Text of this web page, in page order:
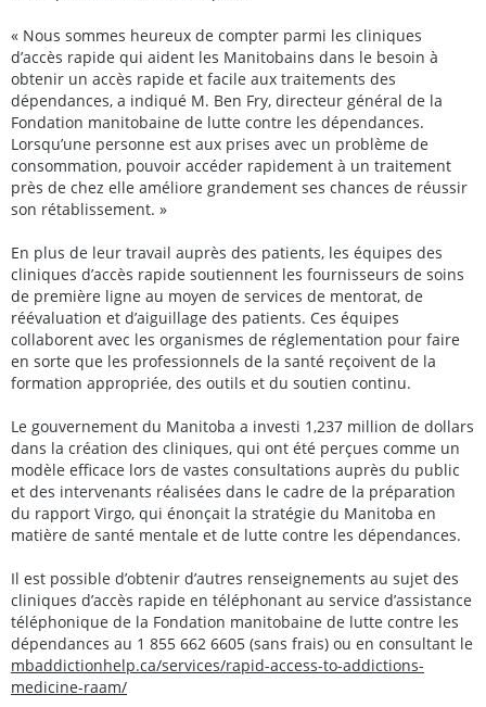
« Nous sommes heureux de compter parmi les cliniques
d’accès rapide qui aident les Manitobains dans le besoin à
obtenir un accès rapide et facile aux traitements des
dépendances, a indiqué M. Ben Fry, directeur général de la
Fondation manitobaine de lutte contre les dépendances.
Lorsqu’une personne est aux prises avec un problème de
consommation, pouvoir accéder rapidement à un traitement
près de chez elle améliore grandement ses chances de réussir
son rétablissement. »
En plus de leur travail auprès des patients, les équipes des
cliniques d’accès rapide soutiennent les fournisseurs de soins
de première ligne au moyen de services de mentorat, de
réévaluation et d’aiguillage des patients. Ces équipes
collaborent avec les organismes de réglementation pour faire
en sorte que les professionnels de la santé reçoivent de la
formation appropriée, des outils et du soutien continu.
Le gouvernement du Manitoba a investi 1,237 million de dollars
dans la création des cliniques, qui ont été perçues comme un
modèle efficace lors de vastes consultations auprès du public
et des intervenants réalisées dans le cadre de la préparation
du rapport Virgo, qui énonçait la stratégie du Manitoba en
matière de santé mentale et de lutte contre les dépendances.
Il est possible d’obtenir d’autres renseignements au sujet des
cliniques d’accès rapide en téléphonant au service d’assistance
téléphonique de la Fondation manitobaine de lutte contre les
dépendances au 1 855 662 6605 (sans frais) ou en consultant le
mbaddictionhelp.ca/services/rapid-access-to-addictions-
medicine-raam/